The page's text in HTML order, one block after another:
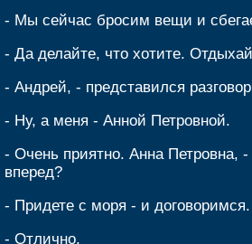
- Мы сейчас бросим вещи и
- Да делайте, что хотите.
- Андрей, - представился
- Ну, а меня - Анной Петровной.
- Очень приятно. Анна Петровна,
вперед?
- Придете с моря - и договоримся.
- Отлично.